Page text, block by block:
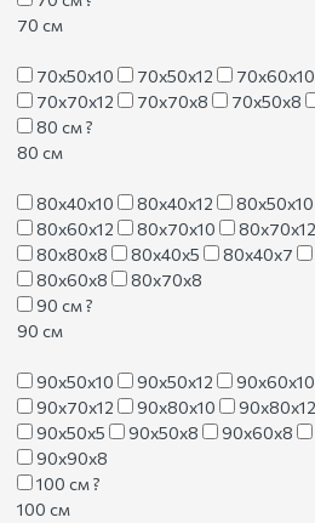
70 см
70х50х10 70х50х12 70х60х10
70х70х12
70х70х8 70х50х8
80 см?
80 см
80х40х10 80х40х12 80х50х10
80х60х12
80х70х10 80х70х12
80х80х8
80х40х5 80х40х7
80х60х8
80х70х8
90 см?
90 см
90х50х10 90х50х12 90х60х10
90х70х12
90х80х10 90х80х12
90х50х5
90х50х8 90х60х8
90х90х8
100 см?
100 см